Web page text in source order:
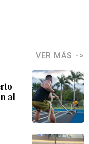
VER MÁS
al